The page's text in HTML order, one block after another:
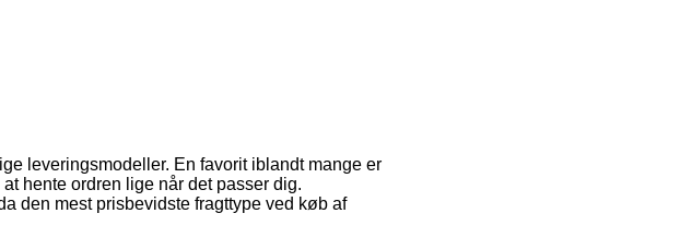
leveringsmodeller. En favorit iblandt mange er
hente ordren lige når det passer dig.
den mest prisbevidste fragttype ved køb af